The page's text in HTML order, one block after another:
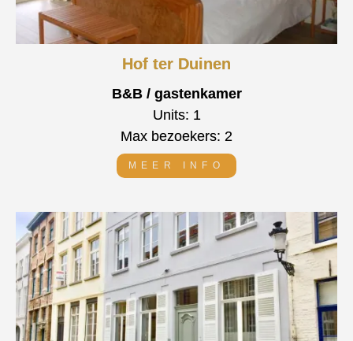
Hof ter Duinen
B&B / gastenkamer
Units: 1
Max bezoekers: 2
MEER INFO